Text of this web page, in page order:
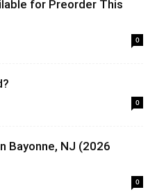
for Preorder This
0
0
Bayonne, NJ (2026
0